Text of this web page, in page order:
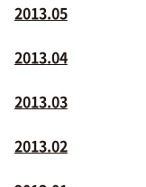
2013.05
2013.04
2013.03
2013.02